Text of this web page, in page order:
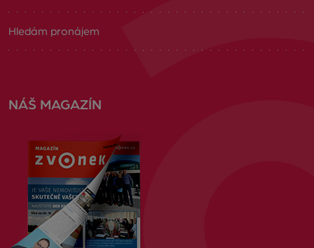
Hledám pronájem
NÁŠ MAGAZÍN